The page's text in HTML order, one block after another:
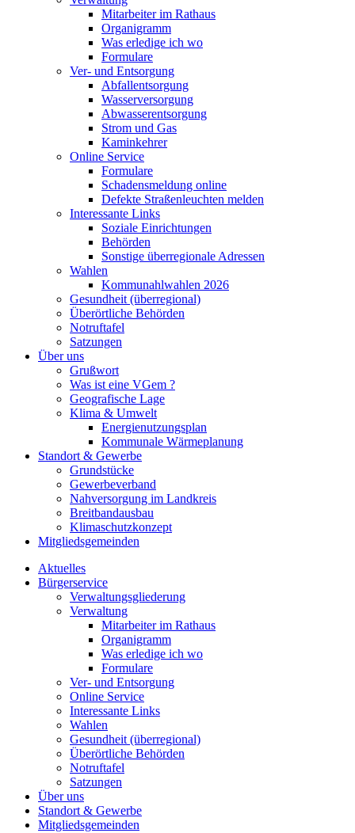
Mitarbeiter im Rathaus
Organigramm
Was erledige ich wo
Formulare
Ver- und Entsorgung
Abfallentsorgung
Wasserversorgung
Abwasserentsorgung
Strom und Gas
Kaminkehrer
Online Service
Formulare
Schadensmeldung online
Defekte Straßenleuchten melden
Interessante Links
Soziale Einrichtungen
Behörden
Sonstige überregionale Adressen
Wahlen
Kommunahlwahlen 2026
Gesundheit (überregional)
Überörtliche Behörden
Notruftafel
Satzungen
Über uns
Grußwort
Was ist eine VGem ?
Geografische Lage
Klima & Umwelt
Energienutzungsplan
Kommunale Wärmeplanung
Standort & Gewerbe
Grundstücke
Gewerbeverband
Nahversorgung im Landkreis
Breitbandausbau
Klimaschutzkonzept
Mitgliedsgemeinden
Aktuelles
Bürgerservice
Verwaltungsgliederung
Verwaltung
Mitarbeiter im Rathaus
Organigramm
Was erledige ich wo
Formulare
Ver- und Entsorgung
Online Service
Interessante Links
Wahlen
Gesundheit (überregional)
Überörtliche Behörden
Notruftafel
Satzungen
Über uns
Standort & Gewerbe
Mitgliedsgemeinden